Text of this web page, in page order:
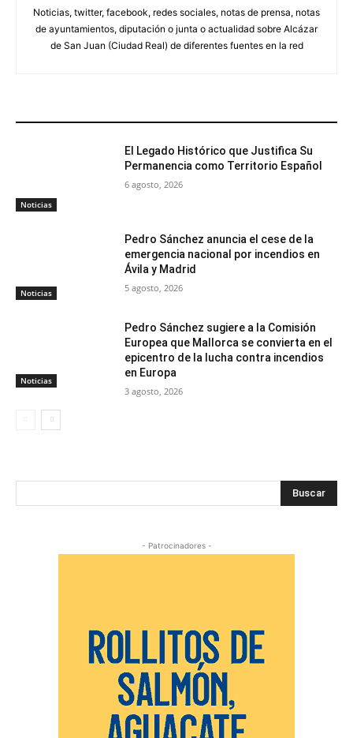
Noticias, twitter, facebook, redes sociales, notas de prensa, notas
de ayuntamientos, diputación o junta o actualidad sobre Alcázar
de San Juan (Ciudad Real) de diferentes fuentes en la red
Noticias
El Legado Histórico que Justifica Su
Permanencia como Territorio Español
6 agosto, 2026
Noticias
Pedro Sánchez anuncia el cese de la
emergencia nacional por incendios en
Ávila y Madrid
5 agosto, 2026
Noticias
Pedro Sánchez sugiere a la Comisión
Europea que Mallorca se convierta en el
epicentro de la lucha contra incendios
en Europa
3 agosto, 2026
Buscar
- Patrocinadores -